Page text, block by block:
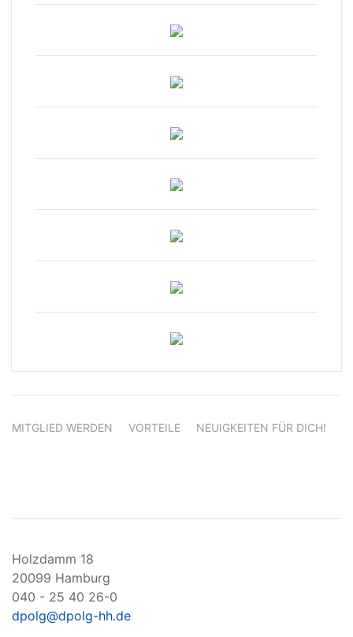
MITGLIED WERDEN VORTEILE NEUIGKEITEN FÜR DICH!
Holzdamm 18
20099 Hamburg
040 - 25 40 26-0
dpolg@dpolg-hh.de